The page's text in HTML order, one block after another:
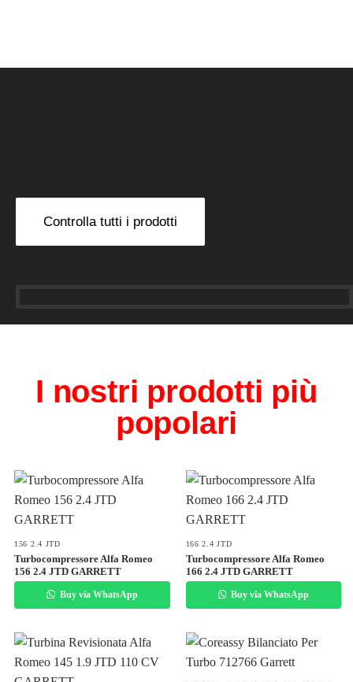
Controlla tutti i prodotti
I nostri prodotti più
popolari
156 2.4 JTD
Turbocompressore Alfa Romeo
156 2.4 JTD GARRETT
Buy via WhatsApp
166 2.4 JTD
Turbocompressore Alfa Romeo
166 2.4 JTD GARRETT
Buy via WhatsApp